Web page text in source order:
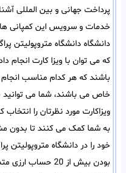
پرداخت جهانی و بین المللی
خدمات و سرویس این کمپانی
دانشگاه دانشگاه متروپولیتن
که می توان با ویزا کارت انجام
باشند که هر کدام مناسب انجام
خاص می باشند، شما می توانید
ویزاکارت مورد نظرتان را
به شما کمک می کنند تا بدون
خود را در دانشگاه متروپولیتن
بودن بیش از 20